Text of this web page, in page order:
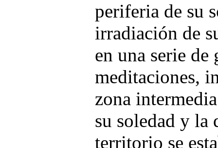
periferia de su
irradiación de
en una serie de
meditaciones,
zona
su soledad y la
territorio se